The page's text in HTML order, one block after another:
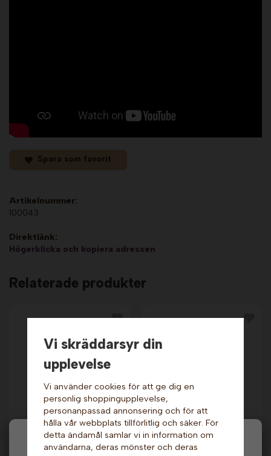
Hej och välkommen till Gottes!
Spara som favorit
Artikelnummer:
100043
Direktlänk:
Högerklicka och kopiera adressen
Relaterade produkter
Värmeskåp till
snacks.
3 499 kr
Värmeskåp till
popcorn - Teatralisk
750 mm. Sephra
54 999 kr
Vi skräddarsyr din
upplevelse
Vi använder cookies för att ge dig en
personlig shoppingupplevelse,
personanpassad annonsering och för att
hålla vår webbplats tillförlitlig och säker. För
detta ändamål samlar vi in information om
användarna, deras mönster och deras